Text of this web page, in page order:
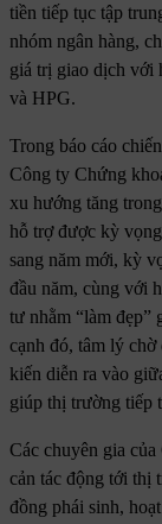
tiền tiếp tục tập
nhóm ngân hàng,
giá trị giao dịch với
và HPG.
Trong báo cáo
Công ty Chứng
xu hướng tăng
hỗ trợ được kỳ
sang năm mới, kỳ
đầu năm, cùng với
tư nhằm “làm đẹp”
cạnh đó, tâm lý
kiến diễn ra vào
giúp thị trường tiếp
Các chuyên gia
cản tác động tới thị
đồng phái sinh,